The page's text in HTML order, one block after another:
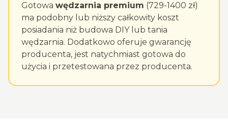
Gotowa wędzarnia premium (729-1400 zł)
ma podobny lub niższy całkowity koszt
posiadania niż budowa DIY lub tania
wędzarnia. Dodatkowo oferuje gwarancję
producenta, jest natychmiast gotowa do
użycia i przetestowana przez producenta.